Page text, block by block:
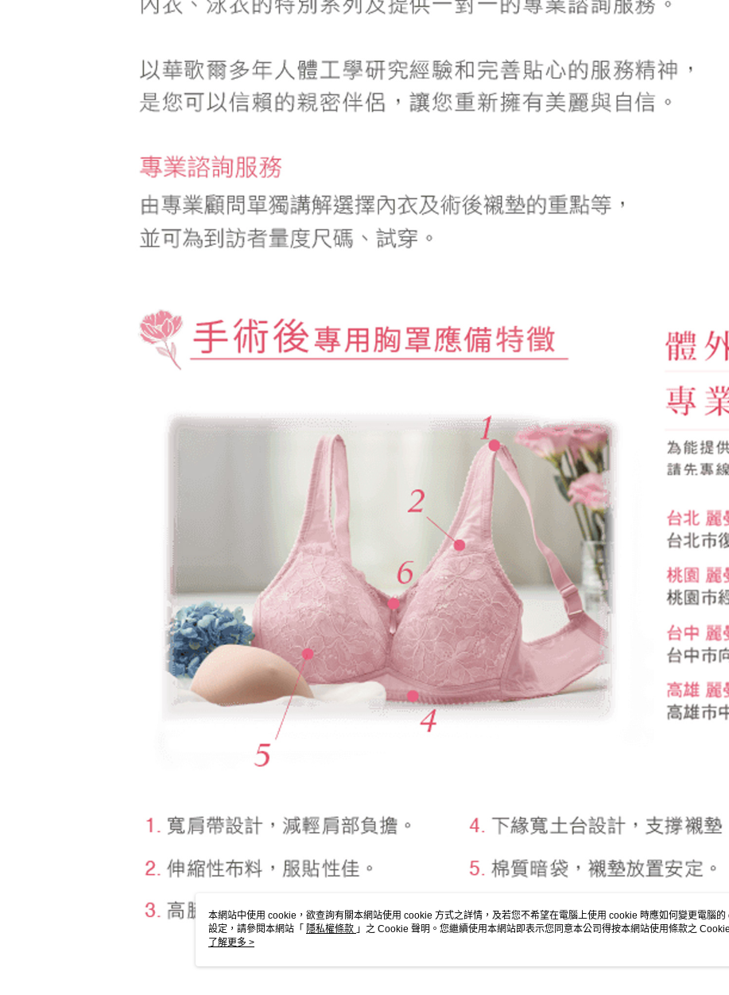
本網站中使用 cookie，欲查詢有關本網站使用 cookie 方式之詳情，及若您不希望在電腦上使用 cookie 時應如何變更電腦的
設定，請參閱本網站「 隱私權條款 」之 Cookie 聲明。您繼續使用本網站即表示您同意本公司得按本網站使用條款之
使用 cookie。
了解更多 >